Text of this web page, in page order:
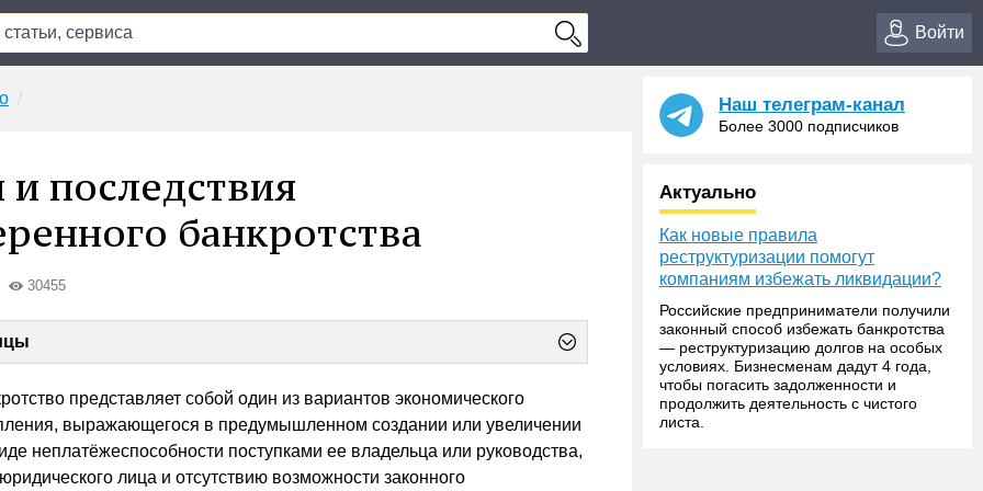
Войти
последствия
банкротства
30455
представляет собой один из вариантов экономического
выражающегося в предумышленном создании или увеличении
неплатёжеспособности поступками ее владельца или руководства,
лица и отсутствию возможности законного
Наш телеграм-канал
Более 3000 подписчиков
Актуально
Как новые правила
реструктуризации помогут
компаниям избежать ликвидации?
Российские предприниматели получили
законный способ избежать банкротства
— реструктуризацию долгов на особых
условиях. Бизнесменам дадут 4 года,
чтобы погасить задолженности и
продолжить деятельность с чистого
листа.